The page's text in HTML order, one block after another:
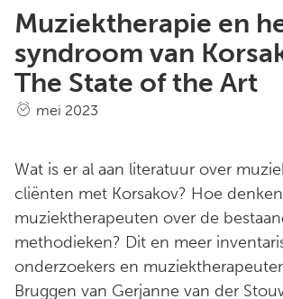
Muziektherapie en
syndroom van
The State of the Art
mei 2023
Wat is er al aan literatuur over
cliënten met Korsakov? Hoe denken
muziektherapeuten over de
methodieken? Dit en meer
onderzoekers en
Bruggen van Gerjanne van der